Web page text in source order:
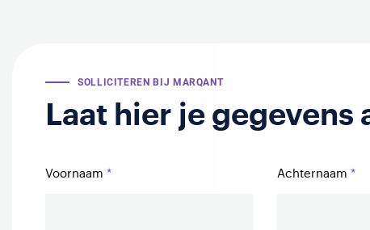
SOLLICITEREN BIJ MARQANT
Laat hier je gegevens
Voornaam Achternaam